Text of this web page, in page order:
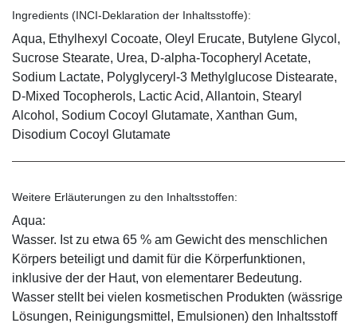
Ingredients (INCI-Deklaration der Inhaltsstoffe):
Aqua, Ethylhexyl Cocoate, Oleyl Erucate, Butylene Glycol,
Sucrose Stearate, Urea, D-alpha-Tocopheryl Acetate,
Sodium Lactate, Polyglyceryl-3 Methylglucose Distearate,
D-Mixed Tocopherols, Lactic Acid, Allantoin, Stearyl
Alcohol, Sodium Cocoyl Glutamate, Xanthan Gum,
Disodium Cocoyl Glutamate
Weitere Erläuterungen zu den Inhaltsstoffen:
Aqua:
Wasser. Ist zu etwa 65 % am Gewicht des menschlichen
Körpers beteiligt und damit für die Körperfunktionen,
inklusive der der Haut, von elementarer Bedeutung.
Wasser stellt bei vielen kosmetischen Produkten (wässrige
Lösungen, Reinigungsmittel, Emulsionen) den Inhaltsstoff